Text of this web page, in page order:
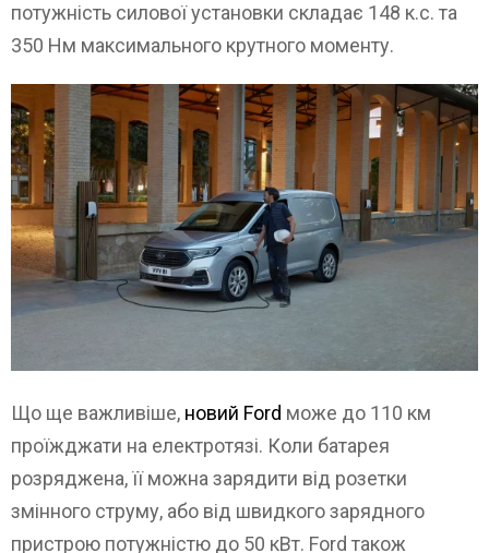
потужність силової установки складає 148 к.с. та
350 Нм максимального крутного моменту.
Що ще важливіше, новий Ford може до 110 км
проїжджати на електротязі. Коли батарея
розряджена, її можна зарядити від розетки
змінного струму, або від швидкого зарядного
пристрою потужністю до 50 кВт. Ford також